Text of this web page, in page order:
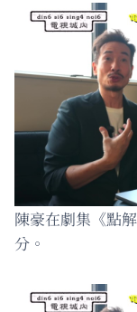
陳豪在劇集《點
分。